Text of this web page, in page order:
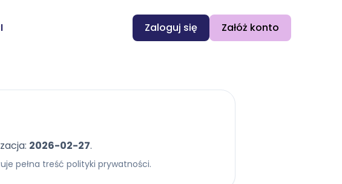
Zaloguj się Załóż konto
2026-02-27.
pełna treść polityki prywatności.